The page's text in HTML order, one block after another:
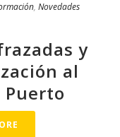
, Novedades
y
al